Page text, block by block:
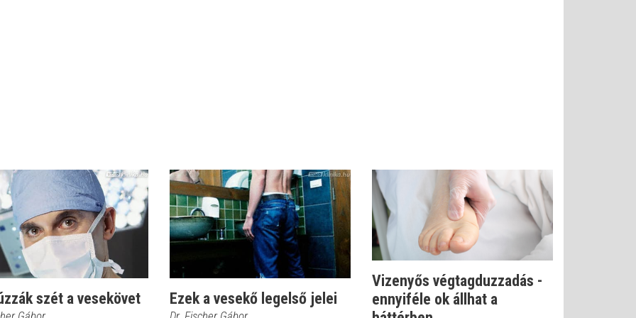
szét a vesekövet Ezek a vesekő legelső jelei
Vizenyős végtagduzzadás -
ennyiféle ok állhat a